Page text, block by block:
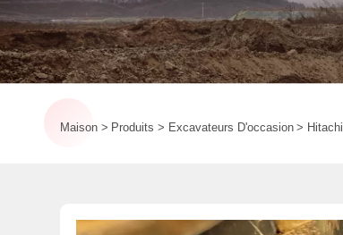
Maison Produits Excavateurs D'occasion Hitachi